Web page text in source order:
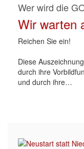
Wer wird die
Wir warten
Reichen Sie ein!
Diese
durch ihre
und durch ihre…